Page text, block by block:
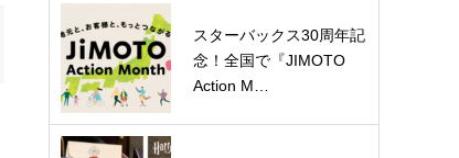
スターバックス30周年記
念！全国で『JIMOTO
Action M…